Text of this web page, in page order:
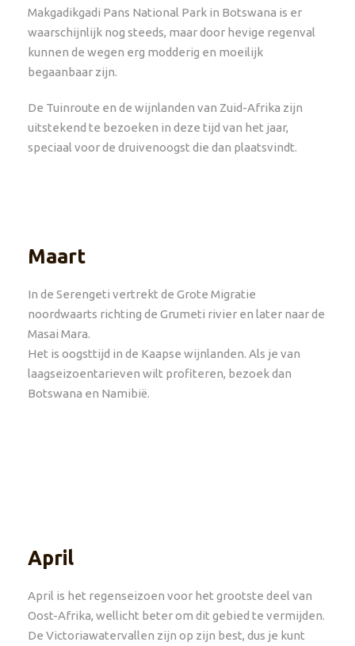
Makgadikgadi Pans National Park in Botswana is er
waarschijnlijk nog steeds, maar door hevige regenval
kunnen de wegen erg modderig en moeilijk
begaanbaar zijn.
De Tuinroute en de wijnlanden van Zuid-Afrika zijn
uitstekend te bezoeken in deze tijd van het jaar,
speciaal voor de druivenoogst die dan plaatsvindt.
Maart
In de Serengeti vertrekt de Grote Migratie
noordwaarts richting de Grumeti rivier en later naar de
Masai Mara.
Het is oogsttijd in de Kaapse wijnlanden. Als je van
laagseizoentarieven wilt profiteren, bezoek dan
Botswana en Namibië.
April
April is het regenseizoen voor het grootste deel van
Oost-Afrika, wellicht beter om dit gebied te vermijden.
De Victoriawatervallen zijn op zijn best, dus je kunt